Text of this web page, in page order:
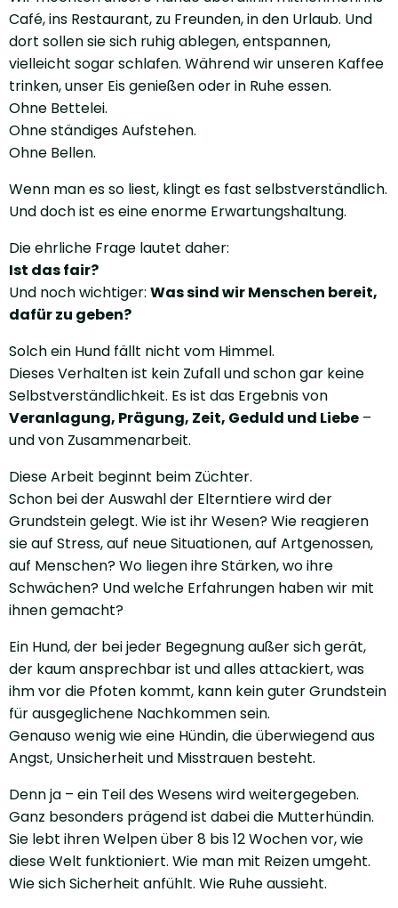
Café, ins Restaurant, zu Freunden, in den Urlaub. Und
dort sollen sie sich ruhig ablegen, entspannen,
vielleicht sogar schlafen. Während wir unseren Kaffee
trinken, unser Eis genießen oder in Ruhe essen.
Ohne Bettelei.
Ohne ständiges Aufstehen.
Ohne Bellen.
Wenn man es so liest, klingt es fast selbstverständlich.
Und doch ist es eine enorme Erwartungshaltung.
Die ehrliche Frage lautet daher:
Ist das fair?
Und noch wichtiger: Was sind wir Menschen bereit,
dafür zu geben?
Solch ein Hund fällt nicht vom Himmel.
Dieses Verhalten ist kein Zufall und schon gar keine
Selbstverständlichkeit. Es ist das Ergebnis von
Veranlagung, Prägung, Zeit, Geduld und Liebe –
und von Zusammenarbeit.
Diese Arbeit beginnt beim Züchter.
Schon bei der Auswahl der Elterntiere wird der
Grundstein gelegt. Wie ist ihr Wesen? Wie reagieren
sie auf Stress, auf neue Situationen, auf Artgenossen,
auf Menschen? Wo liegen ihre Stärken, wo ihre
Schwächen? Und welche Erfahrungen haben wir mit
ihnen gemacht?
Ein Hund, der bei jeder Begegnung außer sich gerät,
der kaum ansprechbar ist und alles attackiert, was
ihm vor die Pfoten kommt, kann kein guter Grundstein
für ausgeglichene Nachkommen sein.
Genauso wenig wie eine Hündin, die überwiegend aus
Angst, Unsicherheit und Misstrauen besteht.
Denn ja – ein Teil des Wesens wird weitergegeben.
Ganz besonders prägend ist dabei die Mutterhündin.
Sie lebt ihren Welpen über 8 bis 12 Wochen vor, wie
diese Welt funktioniert. Wie man mit Reizen umgeht.
Wie sich Sicherheit anfühlt. Wie Ruhe aussieht.